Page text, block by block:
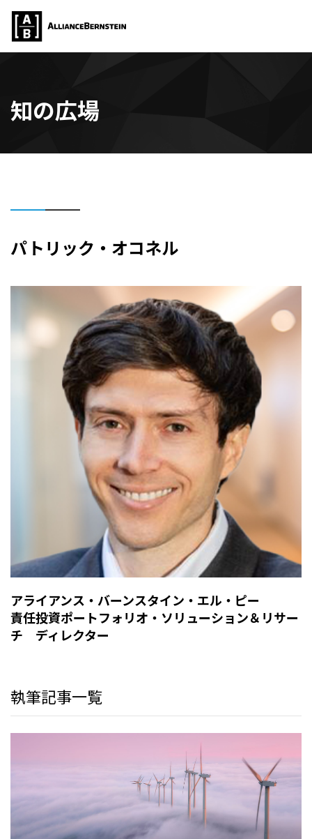
知の広場
パトリック・オコネル
アライアンス・バーンスタイン・エル・ピー
責任投資ポートフォリオ・ソリューション＆リサー
チ ディレクター
執筆記事一覧